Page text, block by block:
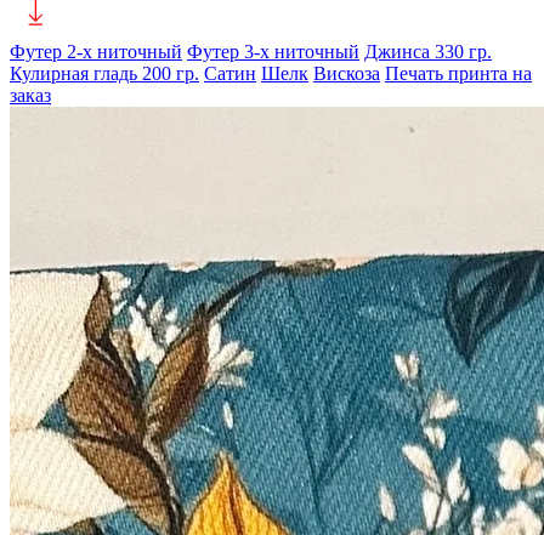
Футер 2-х ниточный Футер 3-х ниточный Джинса 330 гр.
Кулирная гладь 200 гр. Сатин Шелк Вискоза Печать принта на
заказ